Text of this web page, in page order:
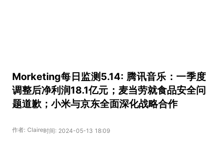
Morketing每日监测5.14: 腾讯音乐：一季度
调整后净利润18.1亿元；麦当劳就食品安全问
题道歉；小米与京东全面深化战略合作
作者: Claire时间: 2024-05-13 18:09